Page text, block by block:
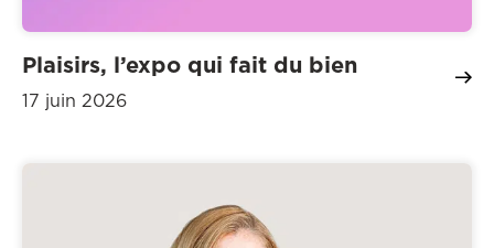
Plaisirs, l’expo qui fait du bien
17 juin 2026